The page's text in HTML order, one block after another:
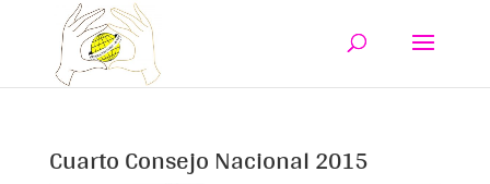
Cuarto Consejo Nacional 2015